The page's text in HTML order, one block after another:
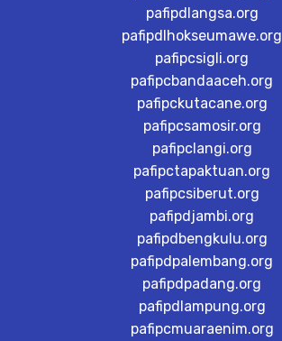
pafipdlangsa.org
pafipdlhokseumawe.org
pafipcsigli.org
pafipcbandaaceh.org
pafipckutacane.org
pafipcsamosir.org
pafipclangi.org
pafipctapaktuan.org
pafipcsiberut.org
pafipdjambi.org
pafipdbengkulu.org
pafipdpalembang.org
pafipdpadang.org
pafipdlampung.org
pafipcmuaraenim.org